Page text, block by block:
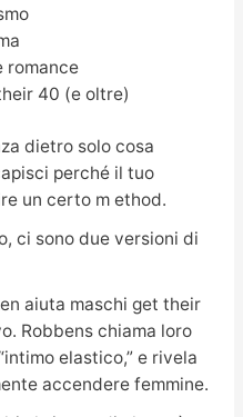
romance
40 (e oltre)
dietro solo cosa
perché il tuo
un certo m ethod.
ci sono due versioni di
aiuta maschi get their
Robbens chiama loro
elastico,” e rivela
accendere femmine.